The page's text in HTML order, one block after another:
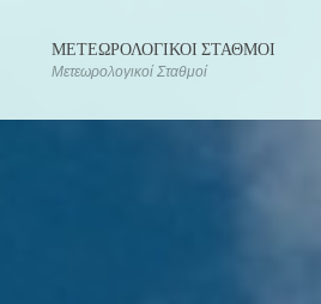
ΜΕΤΕΩΡΟΛΟΓΙΚΟΙ ΣΤΑΘΜΟΙ
Μετεωρολογικοί Σταθμοί